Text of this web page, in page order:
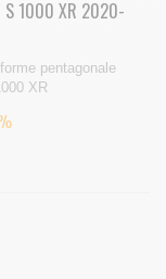
S 1000 XR 2020-
pentagonale
XR